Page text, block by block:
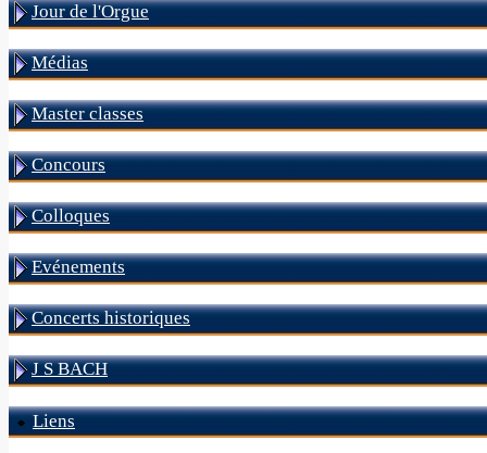
Jour de l'Orgue
Médias
Master classes
Concours
Colloques
Evénements
Concerts historiques
J S BACH
Liens